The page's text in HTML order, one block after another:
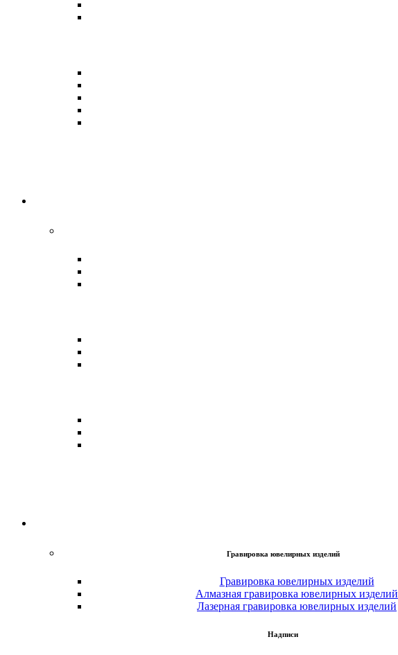
Гравировка ювелирных изделий
Гравировка ювелирных изделий
Алмазная гравировка ювелирных изделий
Лазерная гравировка ювелирных изделий
Надписи